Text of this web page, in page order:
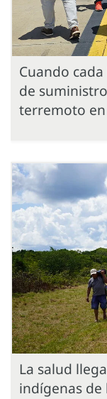
Cuando
de
terremoto en
La salud
indígenas de